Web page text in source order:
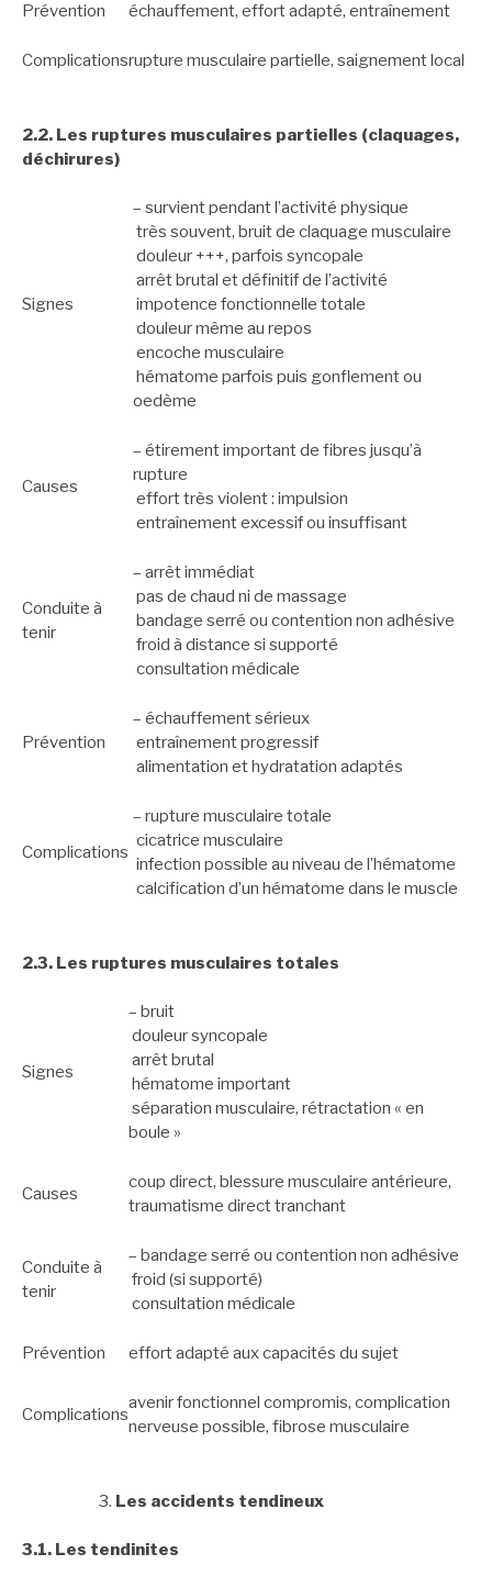
Prévention échauffement, effort adapté, entraînement
Complicationsrupture musculaire partielle, saignement local
2.2. Les ruptures musculaires partielles (claquages,
déchirures)
Signes
– survient pendant l’activité physique
très souvent, bruit de claquage musculaire
douleur +++, parfois syncopale
arrêt brutal et définitif de l’activité
impotence fonctionnelle totale
douleur même au repos
encoche musculaire
hématome parfois puis gonflement ou
oedème
Causes
– étirement important de fibres jusqu’à
rupture
effort très violent : impulsion
entraînement excessif ou insuffisant
Conduite à
tenir
– arrêt immédiat
pas de chaud ni de massage
bandage serré ou contention non adhésive
froid à distance si supporté
consultation médicale
Prévention
– échauffement sérieux
entraînement progressif
alimentation et hydratation adaptés
Complications
– rupture musculaire totale
cicatrice musculaire
infection possible au niveau de l’hématome
calcification d’un hématome dans le muscle
2.3. Les ruptures musculaires totales
Signes
– bruit
douleur syncopale
arrêt brutal
hématome important
séparation musculaire, rétractation « en
boule »
Causes
coup direct, blessure musculaire antérieure,
traumatisme direct tranchant
Conduite à
tenir
– bandage serré ou contention non adhésive
froid (si supporté)
consultation médicale
Prévention effort adapté aux capacités du sujet
Complications
avenir fonctionnel compromis, complication
nerveuse possible, fibrose musculaire
Les accidents tendineux
3.1. Les tendinites